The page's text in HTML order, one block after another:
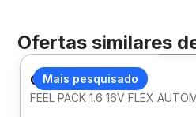
Ofertas similares
Mais pesquisado
CITROEN C3
FEEL PACK 1.6 16V FLEX